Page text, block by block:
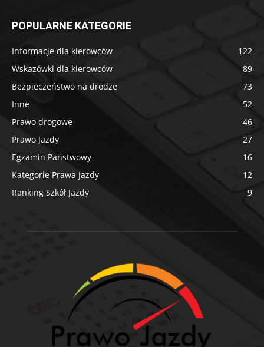
POPULARNE KATEGORIE
Informacje dla kierowców
122
Wskazówki dla kierowców
89
Bezpieczeństwo na drodze
73
Inne
52
Prawo drogowe
46
Prawo Jazdy
27
Egzamin Państwowy
16
Kategorie Prawa Jazdy
12
Ranking Szkół Jazdy
9